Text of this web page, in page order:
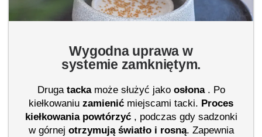
Wygodna uprawa w
systemie zamkniętym.
Druga tackamoże służyć jako osłona . Po
kiełkowaniu zamienić miejscami tacki. Proces
kiełkowania powtórzyć, podczas gdy sadzonki
w górnej otrzymują światło i rosną. Zapewnia